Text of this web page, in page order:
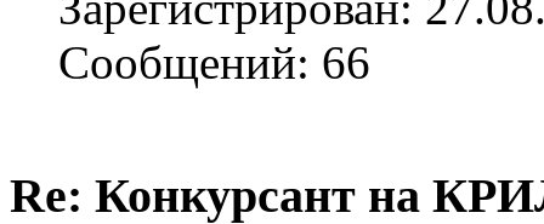
Сообщений: 66
Re: Конкурсант на